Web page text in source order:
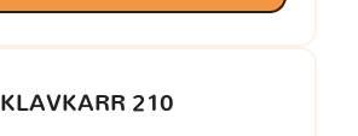
KLAVKARR 210